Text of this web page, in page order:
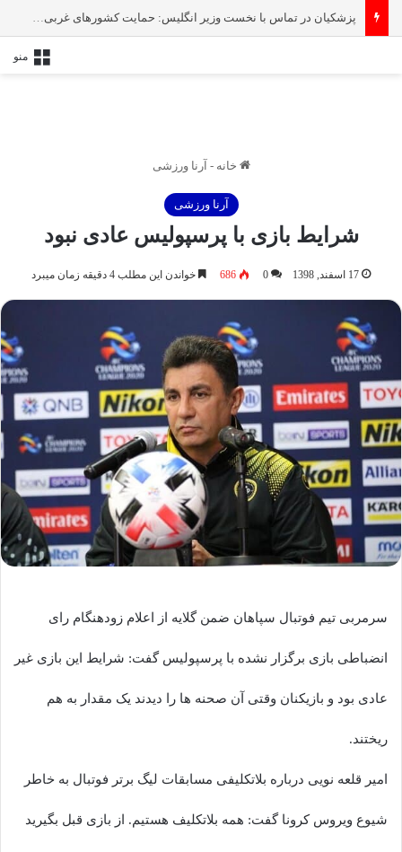
پزشکیان در تماس با نخست‌ وزیر انگلیس: حمایت کشور‌های غربی از رژیم صهیونیستی امنیت منطقه و جهان را به خطر انداخته است
منو
خانه - آرنا ورزشی
آرنا ورزشی
شرایط بازی با پرسپولیس عادی نبود
17 اسفند, 1398 0
686 خواندن این مطلب 4 دقیقه زمان میبرد
سرمربی تیم فوتبال سپاهان ضمن گلایه از اعلام زودهنگام رای
انضباطی بازی برگزار نشده با پرسپولیس گفت: شرایط این بازی غیر
عادی بود و بازیکنان وقتی آن صحنه ها را دیدند یک مقدار به هم
ریختند.
امیر قلعه نویی درباره بلاتکلیفی مسابقات لیگ برتر فوتبال به خاطر
شیوع ویروس کرونا گفت: همه بلاتکلیف هستیم. از بازی قبل بگیرید